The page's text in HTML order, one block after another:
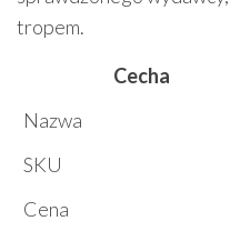
tropem.
Cecha
Nazwa
SKU
Cena